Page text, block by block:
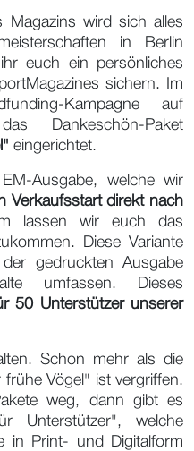
Magazins wird sich alles
in Berlin
euch ein persönliches
sichern. Im
Kampagne auf
Dankeschön-Paket
eingerichtet.
Ausgabe, welche wir
Verkaufsstart direkt nach
lassen wir euch das
Diese Variante
gedruckten Ausgabe
umfassen. Dieses
50 Unterstützer unserer
Schon mehr als die
Vögel" ist vergriffen.
weg, dann gibt es
Unterstützer", welche
in Print- und Digitalform